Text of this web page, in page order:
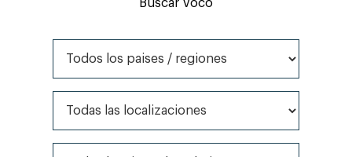
Buscar voco
Todos los paises / regiones